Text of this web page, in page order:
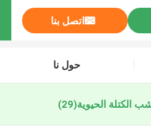
اتصل بنا
حول نا
(29)